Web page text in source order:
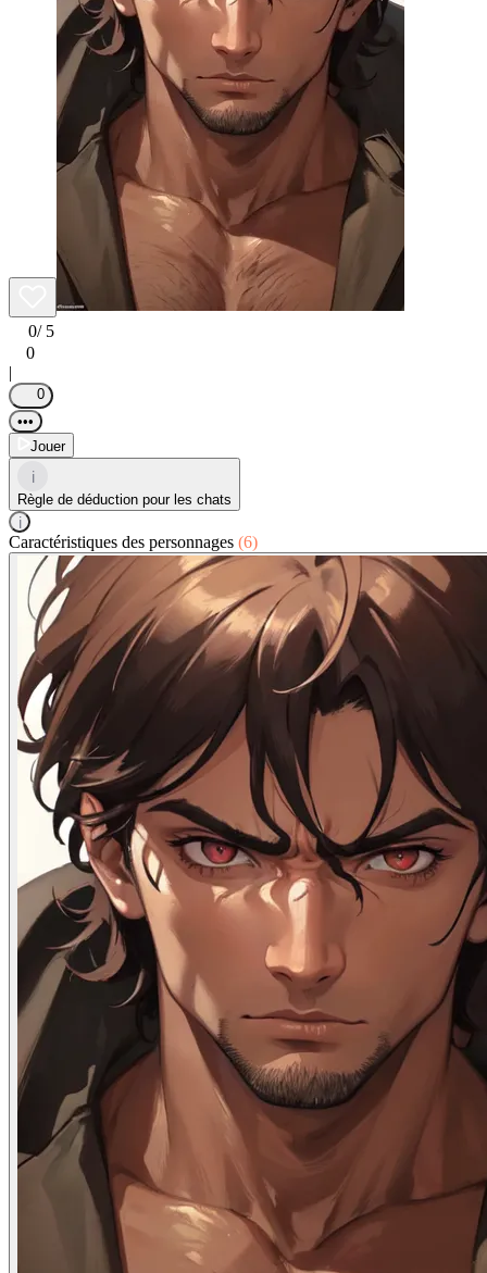
0/ 5
0
|
0
•••
Jouer
i
Règle de déduction pour les chats
i
Caractéristiques des personnages (6)